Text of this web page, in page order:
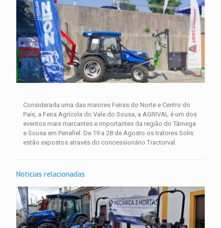
Considerada uma das maiores Feiras do Norte e Centro do
País, a Feira Agrícola do Vale do Sousa, a AGRIVAL é um dos
eventos mais marcantes e importantes da região do Tâmega
e Sousa em Penafiel. De 19 a 28 de Agosto os tratores Solis
estão expostos através do concessionário Tractorval.
Notícias relacionadas